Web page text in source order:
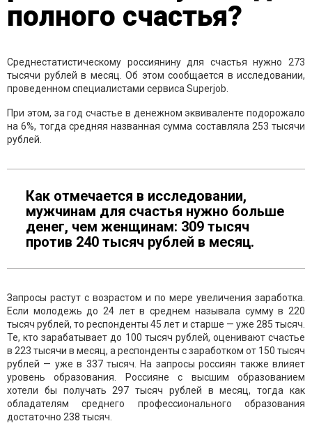
полного счастья?
Среднестатистическому россиянину для счастья нужно 273
тысячи рублей в месяц. Об этом сообщается в исследовании,
проведенном специалистами сервиса Superjob.
При этом, за год счастье в денежном эквиваленте подорожало
на 6%, тогда средняя названная сумма составляла 253 тысячи
рублей.
Как отмечается в исследовании,
мужчинам для счастья нужно больше
денег, чем женщинам: 309 тысяч
против 240 тысяч рублей в месяц.
Запросы растут с возрастом и по мере увеличения заработка.
Если молодежь до 24 лет в среднем называла сумму в 220
тысяч рублей, то респонденты 45 лет и старше — уже 285 тысяч.
Те, кто зарабатывает до 100 тысяч рублей, оценивают счастье
в 223 тысячи в месяц, а респонденты с заработком от 150 тысяч
рублей — уже в 337 тысяч. На запросы россиян также влияет
уровень образования. Россияне с высшим образованием
хотели бы получать 297 тысяч рублей в месяц, тогда как
обладателям среднего профессионального образования
достаточно 238 тысяч.